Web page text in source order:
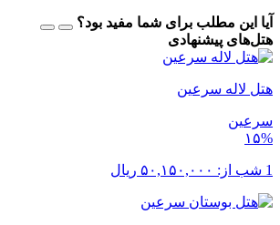
آیا این مطلب برای شما مفید بود؟
هتل‌های پیشنهادی
هتل لاله سرعین
سرعین
۱۵%
1 شب از: ۵۰,۱۵۰,۰۰۰ ریال